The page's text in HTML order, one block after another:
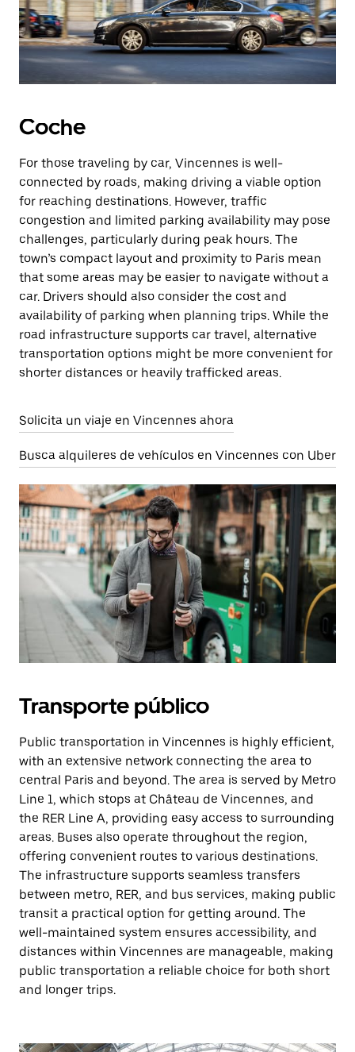
Coche
For those traveling by car, Vincennes is well-
connected by roads, making driving a viable option
for reaching destinations. However, traffic
congestion and limited parking availability may pose
challenges, particularly during peak hours. The
town’s compact layout and proximity to Paris mean
that some areas may be easier to navigate without a
car. Drivers should also consider the cost and
availability of parking when planning trips. While the
road infrastructure supports car travel, alternative
transportation options might be more convenient for
shorter distances or heavily trafficked areas.
Solicita un viaje en Vincennes ahora
Busca alquileres de vehículos en Vincennes con Uber
Transporte público
Public transportation in Vincennes is highly efficient,
with an extensive network connecting the area to
central Paris and beyond. The area is served by Metro
Line 1, which stops at Château de Vincennes, and
the RER Line A, providing easy access to surrounding
areas. Buses also operate throughout the region,
offering convenient routes to various destinations.
The infrastructure supports seamless transfers
between metro, RER, and bus services, making public
transit a practical option for getting around. The
well-maintained system ensures accessibility, and
distances within Vincennes are manageable, making
public transportation a reliable choice for both short
and longer trips.